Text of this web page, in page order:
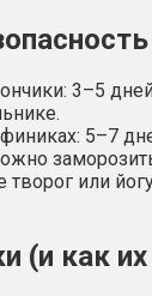
3–5
5–7
творог или
(и как